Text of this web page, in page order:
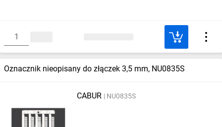
Oznacznik nieopisany do złączek 3,5 mm, NU0835S
CABUR NU0835S